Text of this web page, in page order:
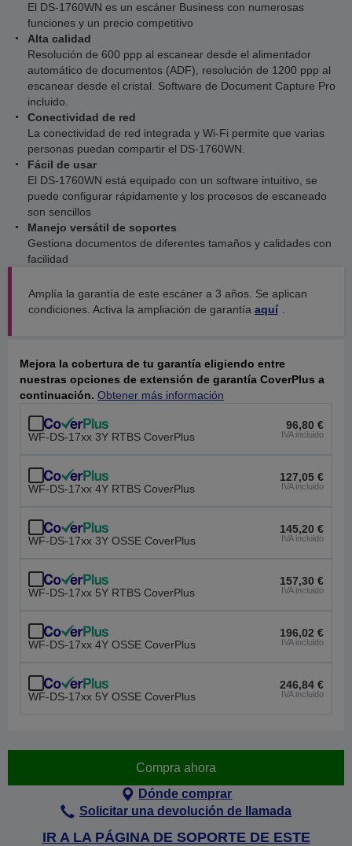
El DS-1760WN es un escáner Business con numerosas
funciones y un precio competitivo
Alta calidad
Resolución de 600 ppp al escanear desde el alimentador
automático de documentos (ADF), resolución de 1200 ppp al
escanear desde el cristal. Software de Document Capture Pro
incluido.
Conectividad de red
La conectividad de red integrada y Wi-Fi permite que varias
personas puedan compartir el DS-1760WN.
Fácil de usar
El DS-1760WN está equipado con un software intuitivo, se
puede configurar rápidamente y los procesos de escaneado
son sencillos
Manejo versátil de soportes
Gestiona documentos de diferentes tamaños y calidades con
facilidad
Amplía la garantía de este escáner a 3 años. Se aplican
condiciones. Activa la ampliación de garantía aquí
Mejora la cobertura de tu garantía eligiendo entre
nuestras opciones de extensión de garantía CoverPlus a
continuación. Obtener más información
WF-DS-17xx 3Y RTBS CoverPlus
96,80 €
IVA incluido
WF-DS-17xx 4Y RTBS CoverPlus
127,05 €
IVA incluido
WF-DS-17xx 3Y OSSE CoverPlus
145,20 €
IVA incluido
WF-DS-17xx 5Y RTBS CoverPlus
157,30 €
IVA incluido
WF-DS-17xx 4Y OSSE CoverPlus
196,02 €
IVA incluido
WF-DS-17xx 5Y OSSE CoverPlus
246,84 €
IVA incluido
Compra ahora
Dónde comprar
Solicitar una devolución de llamada
IR A LA PÁGINA DE SOPORTE DE ESTE